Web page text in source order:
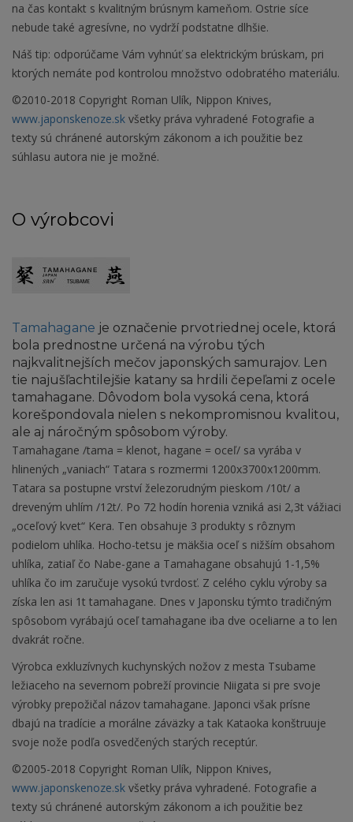
na čas kontakt s kvalitným brúsnym kameňom. Ostrie síce
nebude také agresívne, no vydrží podstatne dlhšie.
Náš tip: odporúčame Vám vyhnúť sa elektrickým brúskam, pri
ktorých nemáte pod kontrolou množstvo odobratého materiálu.
©2010-2018 Copyright Roman Ulík, Nippon Knives,
www.japonskenoze.sk všetky práva vyhradené Fotografie a
texty sú chránené autorským zákonom a ich použitie bez
súhlasu autora nie je možné.
O výrobcovi
Tamahagane je označenie prvotriednej ocele, ktorá
bola prednostne určená na výrobu tých
najkvalitnejších mečov japonských samurajov. Len
tie najušľachtilejšie katany sa hrdili čepeľami z ocele
tamahagane. Dôvodom bola vysoká cena, ktorá
korešpondovala nielen s nekompromisnou kvalitou,
ale aj náročným spôsobom výroby.
Tamahagane /tama = klenot, hagane = oceľ/ sa vyrába v
hlinených „vaniach“ Tatara s rozmermi 1200x3700x1200mm.
Tatara sa postupne vrství železorudným pieskom /10t/ a
dreveným uhlím /12t/. Po 72 hodín horenia vzniká asi 2,3t vážiaci
„oceľový kvet“ Kera. Ten obsahuje 3 produkty s rôznym
podielom uhlíka. Hocho-tetsu je mäkšia oceľ s nižším obsahom
uhlíka, zatiaľ čo Nabe-gane a Tamahagane obsahujú 1-1,5%
uhlíka čo im zaručuje vysokú tvrdosť. Z celého cyklu výroby sa
získa len asi 1t tamahagane. Dnes v Japonsku týmto tradičným
spôsobom vyrábajú oceľ tamahagane iba dve oceliarne a to len
dvakrát ročne.
Výrobca exkluzívnych kuchynských nožov z mesta Tsubame
ležiaceho na severnom pobreží provincie Niigata si pre svoje
výrobky prepožičal názov tamahagane. Japonci však prísne
dbajú na tradície a morálne záväzky a tak Kataoka konštruuje
svoje nože podľa osvedčených starých receptúr.
©2005-2018 Copyright Roman Ulík, Nippon Knives,
www.japonskenoze.sk všetky práva vyhradené. Fotografie a
texty sú chránené autorským zákonom a ich použitie bez